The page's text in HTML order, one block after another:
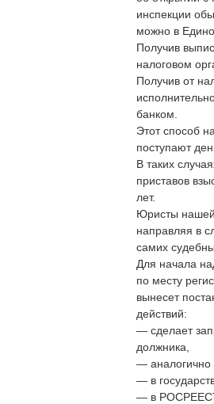
инспекции
можно в
Получив
налоговом
Получив от
банком.
Этот способ
поступают
В таких
приставов
лет.
Юристы нашей
направляя в
самих
Для начала
по месту
вынесет
действий:
— сделает
должника,
— аналогично
— в
— в